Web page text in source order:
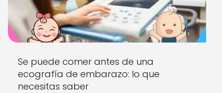
Se puede comer antes de una
ecografía de embarazo: lo que
necesitas saber